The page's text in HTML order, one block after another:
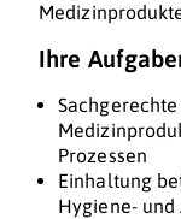
Ihre
Prozessen
Einhaltung
Hygiene-